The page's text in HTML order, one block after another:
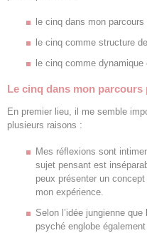
le cinq dans mon parcours
le cinq comme structure
le cinq comme
Le cinq dans mon parcours
En premier lieu, il me semble
plusieurs raisons :
Mes réflexions sont
sujet pensant est
peux présenter un
mon expérience.
Selon l’idée jungienne
psyché englobe